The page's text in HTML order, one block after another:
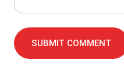
SUBMIT COMMENT